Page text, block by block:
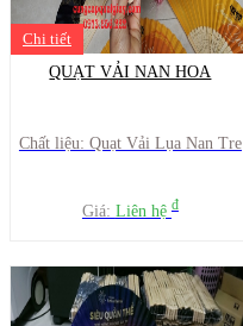
Chi tiết
QUẠT VẢI NAN HOA
Chất liệu: Quạt Vải Lụa Nan Tre
Giá: Liên hệ đ